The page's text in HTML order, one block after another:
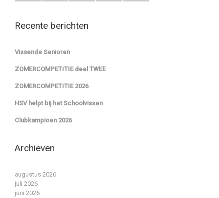
Recente berichten
Vissende Senioren
ZOMERCOMPETITIE deel TWEE
ZOMERCOMPETITIE 2026
HSV helpt bij het Schoolvissen
Clubkampioen 2026
Archieven
augustus 2026
juli 2026
juni 2026